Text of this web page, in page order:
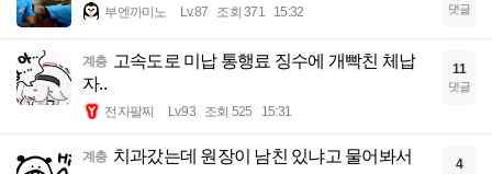
부엔까미노 Lv.87 조회 371 15:32 댓글
계층 고속도로 미납 통행료 징수에 개빡친 체납
자..
전자팔찌 Lv.93 조회 525 15:31
11
댓글
계층 치과갔는데 원장이 남친 있냐고 물어봐서 4